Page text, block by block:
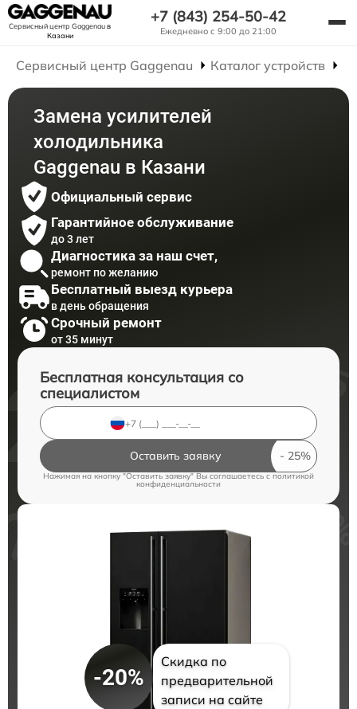
Сервисный центр Gaggenauв
Казани
+7 (843) 254-50-42
Ежедневно с 9:00 до 21:00
Сервисный центр Gaggenau Каталог устройств
Замена усилителей
холодильника
Gaggenau в Казани
Официальный сервис
Гарантийное обслуживание
до 3 лет
Диагностика за наш счет,
ремонт по желанию
Бесплатный выезд курьера
в день обращения
Срочный ремонт
от 35 минут
Бесплатная консультация со
специалистом
Оставить заявку
Нажимая на кнопку "Оставить заявку" Вы соглашаетесь c политикой
конфиденциальности
-20%
Скидка по
предварительной
записи на сайте